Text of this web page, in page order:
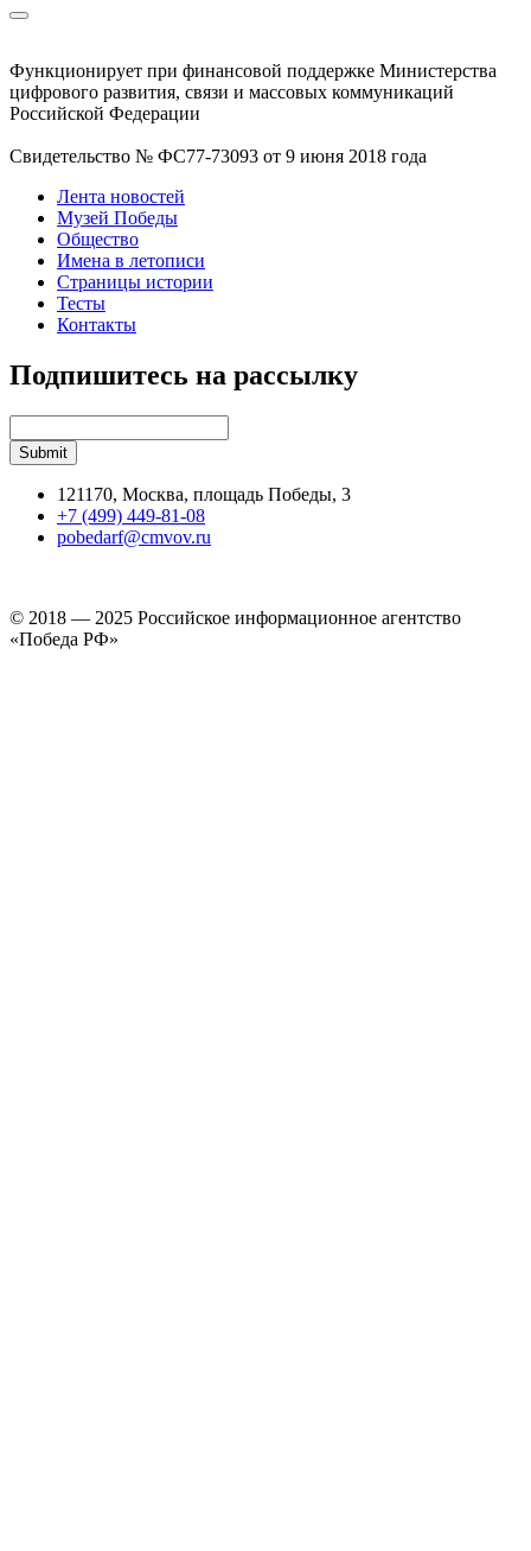
Функционирует при финансовой поддержке Министерства
цифрового развития, связи и массовых коммуникаций
Российской Федерации
Свидетельство № ФС77-73093 от 9 июня 2018 года
Лента новостей
Музей Победы
Общество
Имена в летописи
Страницы истории
Тесты
Контакты
Подпишитесь на рассылку
121170, Москва, площадь Победы, 3
+7 (499) 449-81-08
pobedarf@cmvov.ru
© 2018 — 2025 Российское информационное агентство
«Победа РФ»